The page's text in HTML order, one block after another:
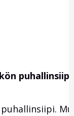
puhallinsiipi